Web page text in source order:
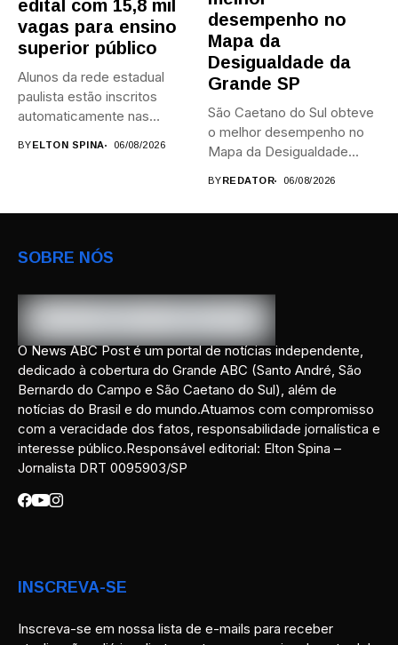
edital com 15,8 mil
vagas para ensino
superior público
Alunos da rede estadual
paulista estão inscritos
automaticamente nas
BY ELTON SPINA 06/08/2026
desempenho no
Mapa da
Desigualdade da
Grande SP
São Caetano do Sul obteve
o melhor desempenho no
Mapa da Desigualdade...
BY REDATOR 06/08/2026
SOBRE NÓS
O News ABC Post é um portal de notícias independente,
dedicado à cobertura do Grande ABC (Santo André, São
Bernardo do Campo e São Caetano do Sul), além de
notícias do Brasil e do mundo.Atuamos com compromisso
com a veracidade dos fatos, responsabilidade jornalística e
interesse público.Responsável editorial: Elton Spina –
Jornalista DRT 0095903/SP
INSCREVA-SE
Inscreva-se em nossa lista de e-mails para receber